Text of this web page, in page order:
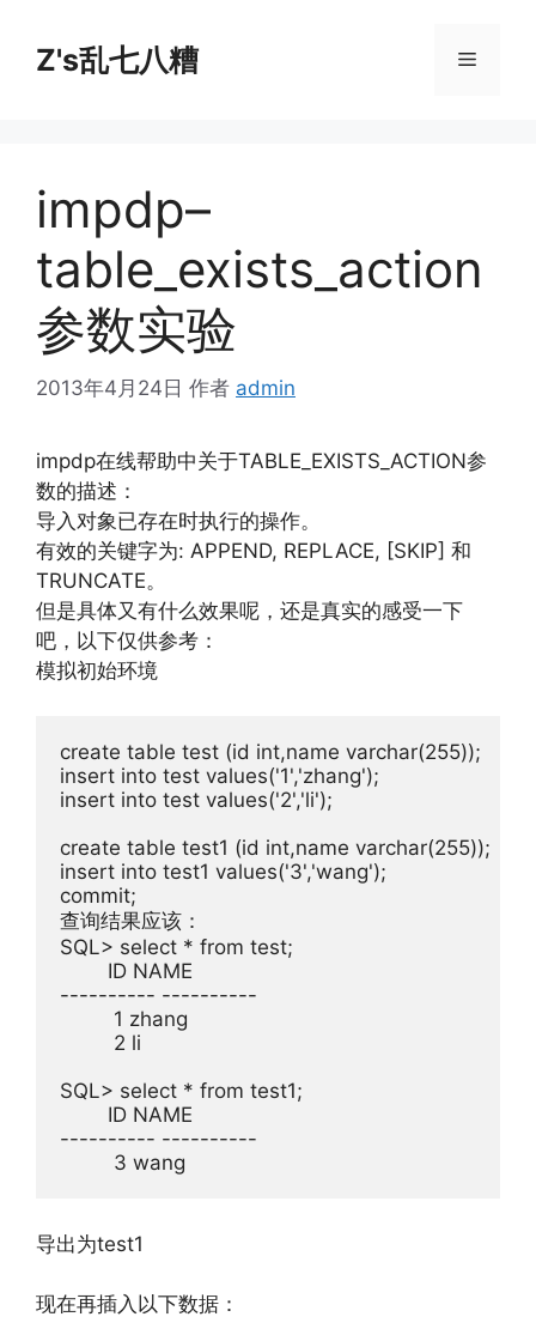
Z's乱七八糟 菜
impdp–
table_exists_action
参数实验
2013年4月24日 作者 admin
impdp在线帮助中关于TABLE_EXISTS_ACTION参
数的描述：
导入对象已存在时执行的操作。
有效的关键字为: APPEND, REPLACE, [SKIP] 和
TRUNCATE。
但是具体又有什么效果呢，还是真实的感受一下
吧，以下仅供参考：
模拟初始环境
create table test (id int,name varchar(255));
insert into test values('1','zhang');
insert into test values('2','li');
create table test1 (id int,name varchar(255));
insert into test1 values('3','wang');
commit;
查询结果应该：
SQL> select * from test;
ID NAME
---------- ----------
1 zhang
2 li
SQL> select * from test1;
ID NAME
---------- ----------
3 wang
导出为test1
现在再插入以下数据：